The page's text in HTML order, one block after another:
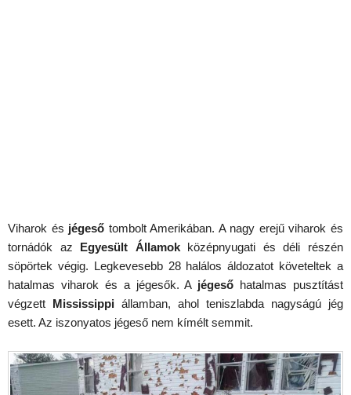
Viharok és jégeső tombolt Amerikában. A nagy erejű viharok és
tornádók az Egyesült Államokközépnyugati és déli részén
söpörtek végig. Legkevesebb 28 halálos áldozatot követeltek a
hatalmas viharok és a jégesők. A jégeső hatalmas pusztítást
végzett Mississippi államban, ahol teniszlabda nagyságú jég
esett. Az iszonyatos jégeső nem kímélt semmit.